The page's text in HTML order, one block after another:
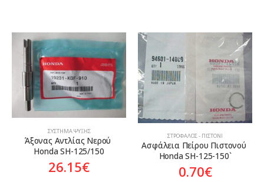
ΣΎΣΤΗΜΑ ΨΎΞΗΣ
Άξονας Αντλίας Νερού
Honda SH-125/150
26.15€
ΣΤΡΌΦΑΛΟΣ - ΠΙΣΤΌΝΙ
Ασφάλεια Πείρου Πιστονού
Honda SH-125-150`
0.70€